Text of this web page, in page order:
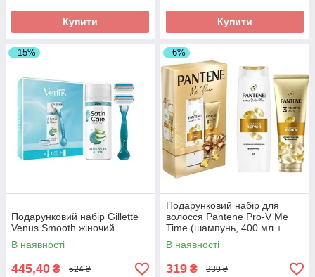
Купити Купити
–15%
Подарунковий набір Gillette
Venus Smooth жіночий
В наявності
445,40 ₴ 524 ₴
–6%
Подарунковий набір для
волосся Pantene Pro-V Me
Time (шампунь, 400 мл +
кондиціонер-сироватка, 200
мл)
В наявності
319 ₴ 339 ₴